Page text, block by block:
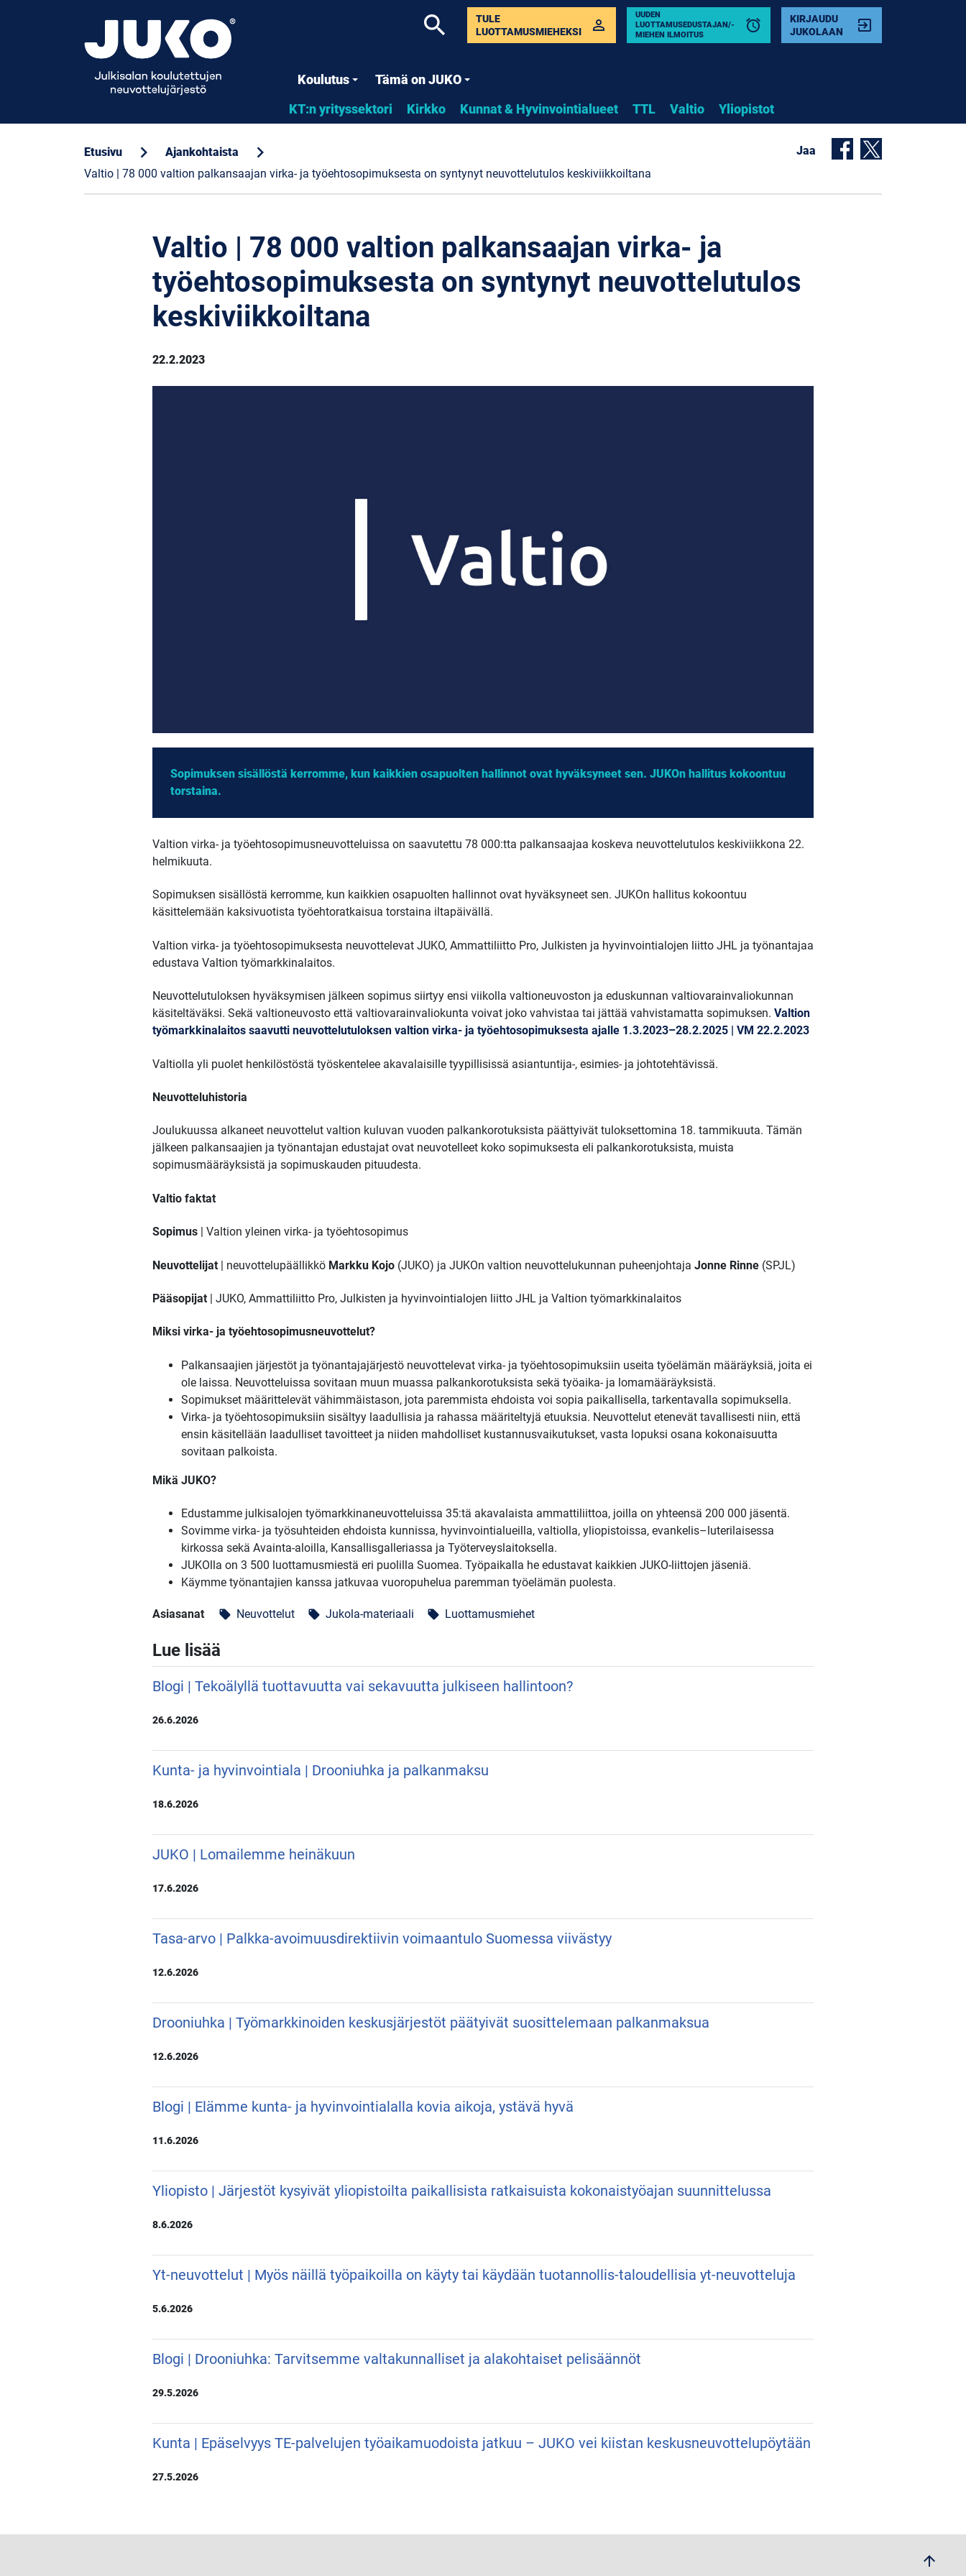
Koulutus
Tämä on JUKO
KT:n yrityssektori
Kirkko Kunnat & Hyvinvointialueet TTL Valtio Yliopistot
TULE
LUOTTAMUSMIEHEKSI
perm_identity
UUDEN
LUOTTAMUSEDUSTAJAN/-
MIEHEN ILMOITUS
alarm
KIRJAUDU
JUKOLAAN
exit_to_app
search
Etusivu chevron_right Ajankohtaista chevron_right
Valtio | 78 000 valtion palkansaajan virka- ja työehtosopimuksesta on syntynyt neuvottelutulos keskiviikkoiltana
Jaa
Valtio | 78 000 valtion palkansaajan virka- ja
työehtosopimuksesta on syntynyt neuvottelutulos
keskiviikkoiltana
22.2.2023
Sopimuksen sisällöstä kerromme, kun kaikkien osapuolten hallinnot ovat hyväksyneet sen. JUKOn hallitus kokoontuu
torstaina.
Valtion virka- ja työehtosopimusneuvotteluissa on saavutettu 78 000:tta palkansaajaa koskeva neuvottelutulos keskiviikkona 22.
helmikuuta.
Sopimuksen sisällöstä kerromme, kun kaikkien osapuolten hallinnot ovat hyväksyneet sen. JUKOn hallitus kokoontuu
käsittelemään kaksivuotista työehtoratkaisua torstaina iltapäivällä.
Valtion virka- ja työehtosopimuksesta neuvottelevat JUKO, Ammattiliitto Pro, Julkisten ja hyvinvointialojen liitto JHL ja työnantajaa
edustava Valtion työmarkkinalaitos.
Neuvottelutuloksen hyväksymisen jälkeen sopimus siirtyy ensi viikolla valtioneuvoston ja eduskunnan valtiovarainvaliokunnan
käsiteltäväksi. Sekä valtioneuvosto että valtiovarainvaliokunta voivat joko vahvistaa tai jättää vahvistamatta sopimuksen. Valtion
työmarkkinalaitos saavutti neuvottelutuloksen valtion virka- ja työehtosopimuksesta ajalle 1.3.2023–28.2.2025 | VM 22.2.2023
Valtiolla yli puolet henkilöstöstä työskentelee akavalaisille tyypillisissä asiantuntija-, esimies- ja johtotehtävissä.
Neuvotteluhistoria
Joulukuussa alkaneet neuvottelut valtion kuluvan vuoden palkankorotuksista päättyivät tuloksettomina 18. tammikuuta. Tämän
jälkeen palkansaajien ja työnantajan edustajat ovat neuvotelleet koko sopimuksesta eli palkankorotuksista, muista
sopimusmääräyksistä ja sopimuskauden pituudesta.
Valtio faktat
Sopimus | Valtion yleinen virka- ja työehtosopimus
Neuvottelijat| neuvottelupäällikkö Markku Kojo(JUKO) ja JUKOn valtion neuvottelukunnan puheenjohtaja Jonne Rinne(SPJL)
Pääsopijat| JUKO, Ammattiliitto Pro, Julkisten ja hyvinvointialojen liitto JHL ja Valtion työmarkkinalaitos
Miksi virka- ja työehtosopimusneuvottelut?
Palkansaajien järjestöt ja työnantajajärjestö neuvottelevat virka- ja työehtosopimuksiin useita työelämän määräyksiä, joita ei
ole laissa. Neuvotteluissa sovitaan muun muassa palkankorotuksista sekä työaika- ja lomamääräyksistä.
Sopimukset määrittelevät vähimmäistason, jota paremmista ehdoista voi sopia paikallisella, tarkentavalla sopimuksella.
Virka- ja työehtosopimuksiin sisältyy laadullisia ja rahassa määriteltyjä etuuksia. Neuvottelut etenevät tavallisesti niin, että
ensin käsitellään laadulliset tavoitteet ja niiden mahdolliset kustannusvaikutukset, vasta lopuksi osana kokonaisuutta
sovitaan palkoista.
Mikä JUKO?
Edustamme julkisalojen työmarkkinaneuvotteluissa 35:tä akavalaista ammattiliittoa, joilla on yhteensä 200 000 jäsentä.
Sovimme virka- ja työsuhteiden ehdoista kunnissa, hyvinvointialueilla, valtiolla, yliopistoissa, evankelis–luterilaisessa
kirkossa sekä Avainta-aloilla, Kansallisgalleriassa ja Työterveyslaitoksella.
JUKOlla on 3 500 luottamusmiestä eri puolilla Suomea. Työpaikalla he edustavat kaikkien JUKO-liittojen jäseniä.
Käymme työnantajien kanssa jatkuvaa vuoropuhelua paremman työelämän puolesta.
Asiasanat local_offer Neuvottelut local_offer Jukola-materiaali local_offer Luottamusmiehet
Lue lisää
Blogi | Tekoälyllä tuottavuutta vai sekavuutta julkiseen hallintoon?
26.6.2026
Kunta- ja hyvinvointiala | Drooniuhka ja palkanmaksu
18.6.2026
JUKO | Lomailemme heinäkuun
17.6.2026
Tasa-arvo | Palkka-avoimuusdirektiivin voimaantulo Suomessa viivästyy
12.6.2026
Drooniuhka | Työmarkkinoiden keskusjärjestöt päätyivät suosittelemaan palkanmaksua
12.6.2026
Blogi | Elämme kunta- ja hyvinvointialalla kovia aikoja, ystävä hyvä
11.6.2026
Yliopisto | Järjestöt kysyivät yliopistoilta paikallisista ratkaisuista kokonaistyöajan suunnittelussa
8.6.2026
Yt-neuvottelut | Myös näillä työpaikoilla on käyty tai käydään tuotannollis-taloudellisia yt-neuvotteluja
5.6.2026
Blogi | Drooniuhka: Tarvitsemme valtakunnalliset ja alakohtaiset pelisäännöt
29.5.2026
Kunta | Epäselvyys TE-palvelujen työaikamuodoista jatkuu – JUKO vei kiistan keskusneuvottelupöytään
27.5.2026
arrow_upwards